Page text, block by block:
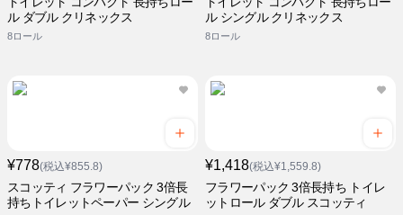
ル ダブル クリネックス
8ロール
ル シングル クリネックス
8ロール
¥778(税込¥855.8)
スコッティ フラワーパック 3倍長
持ちトイレットペーパー シングル
¥1,418(税込¥1,559.8)
フラワーパック 3倍長持ち トイレ
ットロール ダブル スコッティ